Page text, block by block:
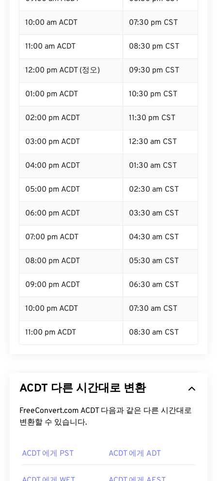
10:00 am ACDT 07:30 pm CST
11:00 am ACDT 08:30 pm CST
12:00 pm ACDT (정오) 09:30 pm CST
01:00 pm ACDT 10:30 pm CST
02:00 pm ACDT 11:30 pm CST
03:00 pm ACDT 12:30 am CST
04:00 pm ACDT 01:30 am CST
05:00 pm ACDT 02:30 am CST
06:00 pm ACDT 03:30 am CST
07:00 pm ACDT 04:30 am CST
08:00 pm ACDT 05:30 am CST
09:00 pm ACDT 06:30 am CST
10:00 pm ACDT 07:30 am CST
11:00 pm ACDT 08:30 am CST
ACDT 다른 시간대로 변환
FreeConvert.com ACDT 다음과 같은 다른 시간대로
변환할 수 있습니다.
ACDT 에게 PST ACDT 에게 ADT